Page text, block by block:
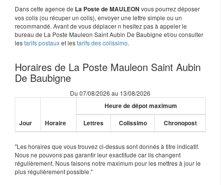
Dans cette agence de La Poste de MAULEON vous pourrez déposer
vos colis (ou récuper un colis), envoyer une lettre simple ou un
recommandé. Avant de vous déplacer n hesitez pas à appeler le
bureau de La Poste Mauleon Saint Aubin De Baubigne et/ou consulter
lestarifs postauxet lestarifs des colissimo.
Horaires de La Poste Mauleon Saint Aubin
De Baubigne
Du 07/08/2026 au 13/08/2026
Jour Horaire
Heure de dépot maximum
Lettres Colissimo Chronopost
"Les horaires que vous trouvez ci-dessus sont donnés à titre indicatif.
Nous ne pouvons pas garantir leur exactitude car ils changent
régulièrement. Nous faisons notre maximum pour les mettres à jour le
plus régulièrement possible."